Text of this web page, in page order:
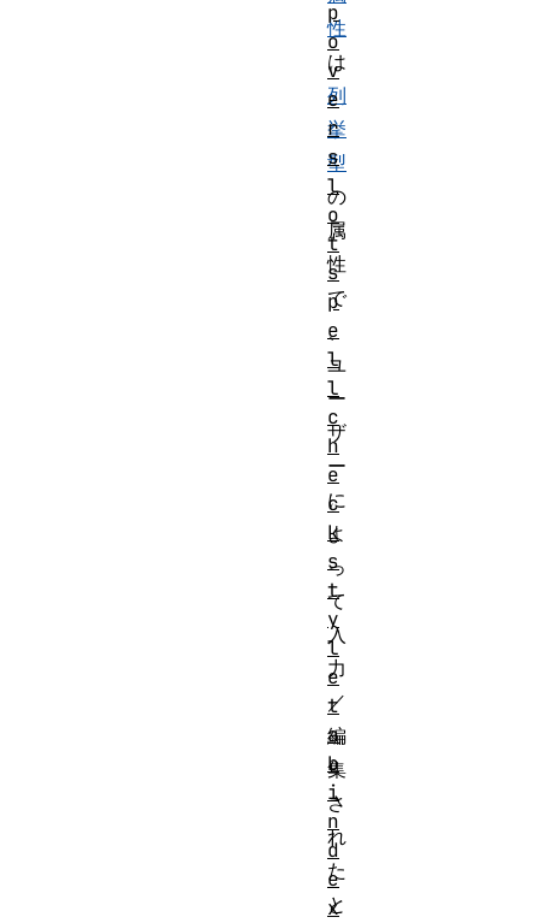
性
は
列
挙
型
の
属
性
で
、
ユ
ー
ザ
ー
に
よ
っ
て
入
力
／
編
集
さ
れ
た
と
p
o
v
e
r
s
l
o
t
s
p
e
l
l
c
h
e
c
k
s
t
y
l
e
t
a
b
i
n
d
e
x